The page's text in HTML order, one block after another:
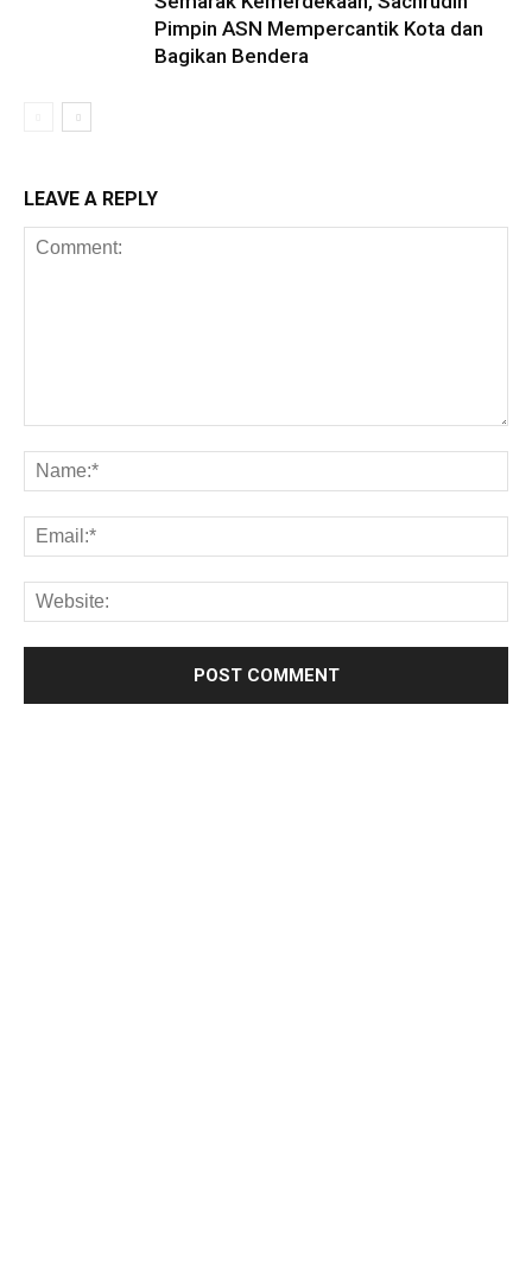
Pimpin ASN Mempercantik Kota dan
Bagikan Bendera
LEAVE A REPLY